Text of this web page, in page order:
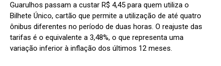
Guarulhos passam a custar R$ 4,45 para quem utiliza o
Bilhete Único, cartão que permite a utilização de até quatro
ônibus diferentes no período de duas horas. O reajuste das
tarifas é o equivalente a 3,48%, o que representa uma
variação inferior à inflação dos últimos 12 meses.